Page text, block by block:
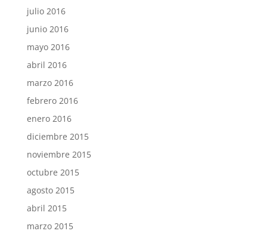
julio 2016
junio 2016
mayo 2016
abril 2016
marzo 2016
febrero 2016
enero 2016
diciembre 2015
noviembre 2015
octubre 2015
agosto 2015
abril 2015
marzo 2015